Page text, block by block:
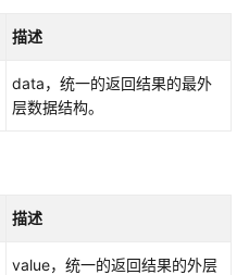
描述
data，统一的返回结果的最外
层数据结构。
描述
value，统一的返回结果的外层